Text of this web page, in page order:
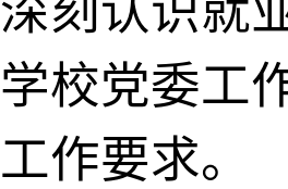
深刻认识就
学校党委工
工作要求。